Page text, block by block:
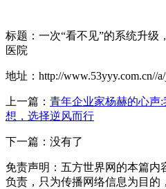
标题：一次“看不见”的系统升级
医院
地址：http://www.53yyy.com.cn//
上一篇： 青年企业家杨赫的心声
想，选择逆风而行
下一篇：没有了
免责声明：五方世界网的本篇内
负责，只为传播网络信息为目的